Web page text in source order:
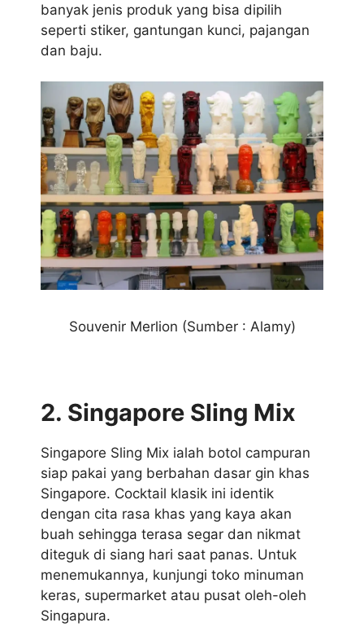
banyak jenis produk yang bisa dipilih
seperti stiker, gantungan kunci, pajangan
dan baju.
Souvenir Merlion (Sumber : Alamy)
2. Singapore Sling Mix
Singapore Sling Mix ialah botol campuran
siap pakai yang berbahan dasar gin khas
Singapore. Cocktail klasik ini identik
dengan cita rasa khas yang kaya akan
buah sehingga terasa segar dan nikmat
diteguk di siang hari saat panas. Untuk
menemukannya, kunjungi toko minuman
keras, supermarket atau pusat oleh-oleh
Singapura.